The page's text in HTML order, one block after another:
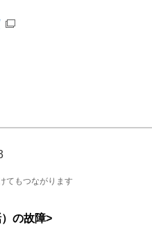
てもつながります
の故障>